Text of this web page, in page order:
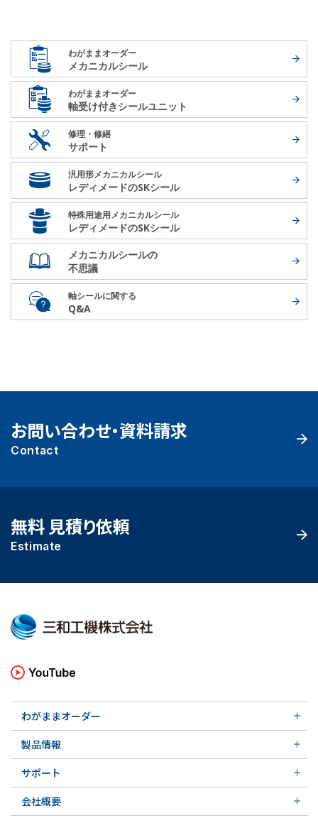
わがままオーダー
メカニカルシール
わがままオーダー
軸受け付きシールユニット
修理・修繕
サポート
汎用形メカニカルシール
レディメードのSKシール
特殊用途用メカニカルシール
レディメードのSKシール
メカニカルシールの
不思議
軸シールに関する
Q&A
お問い合わせ・資料請求
Contact
無料 見積り依頼
Estimate
わがままオーダー
実例ご紹介
その他の導入事例
軸受け付きシールユニット
実例ご紹介
製品情報
特殊用途用メカニカルシール
メカニカルシールの不思議
サポート
実例ご紹介
会社概要